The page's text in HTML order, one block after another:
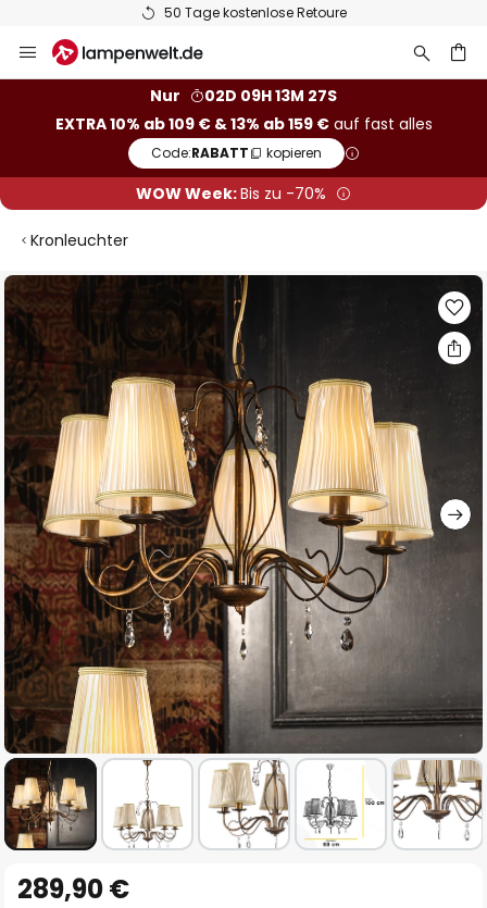
50 Tage kostenlose Retoure
Inhalt
Nur
02D 09H 13M 27S
EXTRA 10% ab 109 € & 13% ab 159 €auf fast alles
Code:RABATT kopieren
WOW Week:Bis zu -70%
Kronleuchter
Zum
Ende
der
Bildgalerie
springen
Anfang
289,90 €